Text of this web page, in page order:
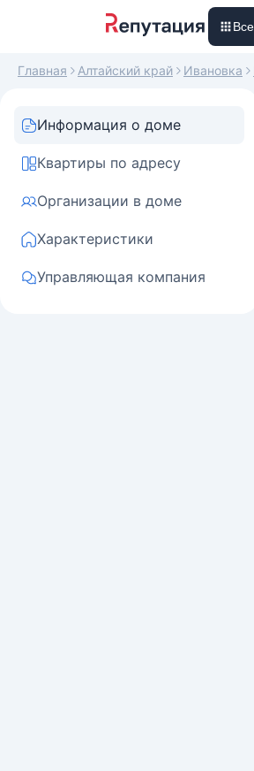
Главная Алтайский край Ивановка
Информация о доме
Квартиры по адресу
Организации в доме
Характеристики
Управляющая компания